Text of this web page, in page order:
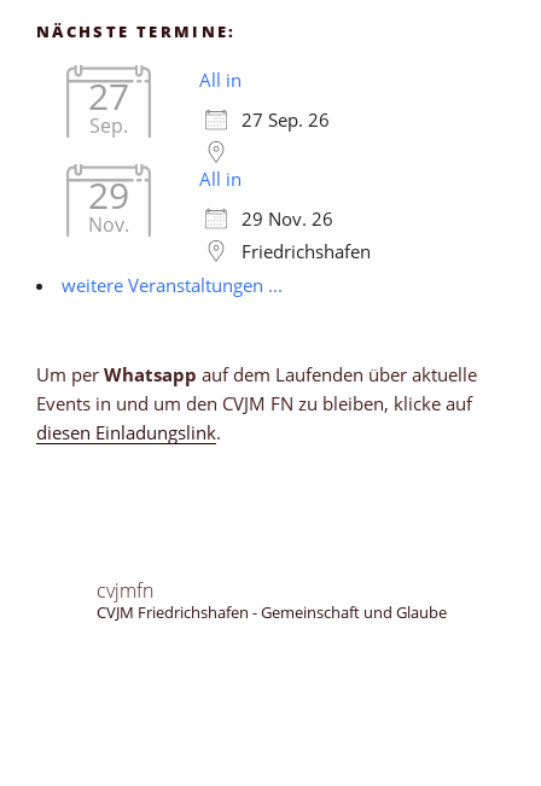
NÄCHSTE TERMINE:
27
Sep.
All in
27 Sep. 26
29
Nov.
All in
29 Nov. 26
Friedrichshafen
weitere Veranstaltungen ...
Um per Whatsapp auf dem Laufenden über aktuelle
Events in und um den CVJM FN zu bleiben, klicke auf
diesen Einladungslink.
cvjmfn
CVJM Friedrichshafen - Gemeinschaft und Glaube